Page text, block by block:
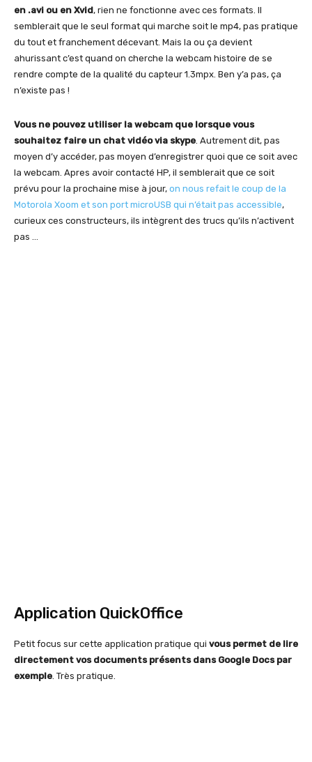
en .avi ou en Xvid, rien ne fonctionne avec ces formats. Il
semblerait que le seul format qui marche soit le mp4, pas pratique
du tout et franchement décevant. Mais la ou ça devient
ahurissant c’est quand on cherche la webcam histoire de se
rendre compte de la qualité du capteur 1.3mpx. Ben y’a pas, ça
n’existe pas !
Vous ne pouvez utiliser la webcam que lorsque vous
souhaitez faire un chat vidéo via skype . Autrement dit, pas
moyen d’y accéder, pas moyen d’enregistrer quoi que ce soit avec
la webcam. Apres avoir contacté HP, il semblerait que ce soit
prévu pour la prochaine mise à jour, on nous refait le coup de la
Motorola Xoom et son port microUSB qui n’était pas accessible,
curieux ces constructeurs, ils intègrent des trucs qu’ils n’activent
pas …
Application QuickOffice
Petit focus sur cette application pratique qui vous permet de lire
directement vos documents présents dans Google Docs par
exemple . Très pratique.